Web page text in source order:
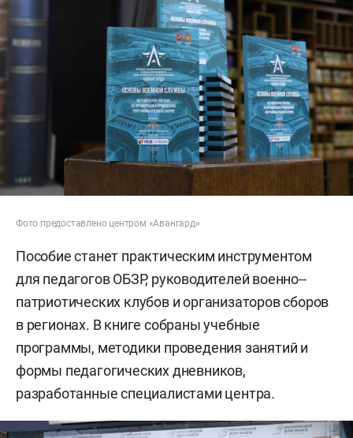
Фото предоставлено центром «Авангард»
Пособие станет практическим инструментом
для педагогов ОБЗР, руководителей военно-­
патриотических клубов и организаторов сборов
в регионах. В книге собраны учебные
программы, методики проведения занятий и
формы педагогических дневников,
разработанные специалистами центра.